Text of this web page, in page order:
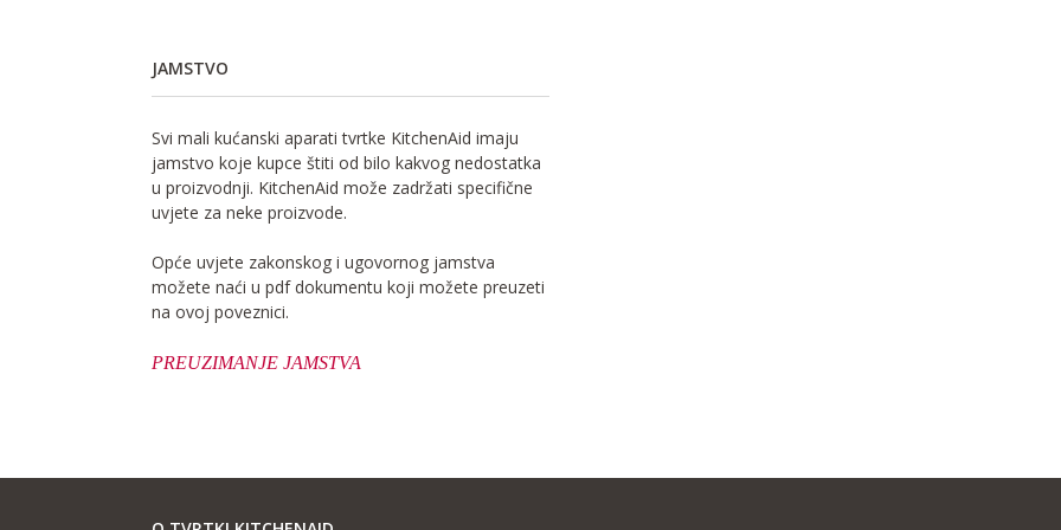
JAMSTVO
Svi mali kućanski aparati tvrtke KitchenAid imaju
jamstvo koje kupce štiti od bilo kakvog nedostatka
u proizvodnji. KitchenAid može zadržati specifične
uvjete za neke proizvode.
Opće uvjete zakonskog i ugovornog jamstva
možete naći u pdf dokumentu koji možete preuzeti
na ovoj poveznici.
PREUZIMANJE JAMSTVA